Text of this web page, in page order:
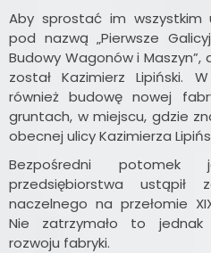
Aby sprostać im wszystkim
pod nazwą „Pierwsze
Budowy Wagonów i
został Kazimierz Lipiński.
również budowę nowej
gruntach, w miejscu, gdzie
obecnej ulicy Kazimierza
Bezpośredni potomek
przedsiębiorstwa ustąpił
naczelnego na przełomie
Nie zatrzymało to jednak
rozwoju fabryki.